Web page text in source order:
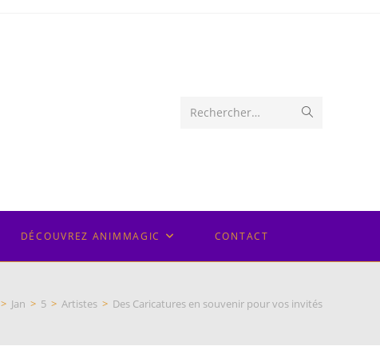
Rechercher…
DÉCOUVREZ ANIMMAGIC CONTACT
> Jan > 5 > Artistes > Des Caricatures en souvenir pour vos invités